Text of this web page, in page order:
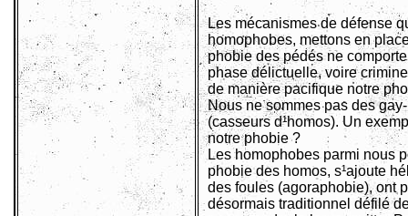
Les mécanismes de défense
homophobes, mettons en
phobie des pédés ne
phase délictuelle, voire
de manière pacifique notre
Nous ne sommes pas des
(casseurs d¹homos). Un
notre phobie ?
Les homophobes parmi nous
phobie des homos, s¹ajoute
des foules (agoraphobie), ont
désormais traditionnel défilé